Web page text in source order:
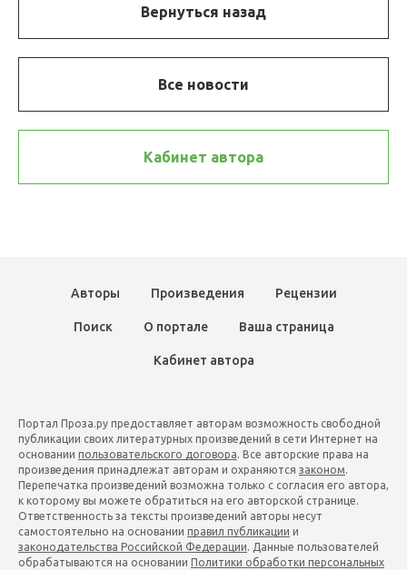
Вернуться назад
Все новости
Кабинет автора
Авторы Произведения Рецензии
Поиск О портале Ваша страница
Кабинет автора
Портал Проза.ру предоставляет авторам возможность свободной
публикации своих литературных произведений в сети Интернет на
основании пользовательского договора. Все авторские права на
произведения принадлежат авторам и охраняются законом.
Перепечатка произведений возможна только с согласия его автора,
к которому вы можете обратиться на его авторской странице.
Ответственность за тексты произведений авторы несут
самостоятельно на основании правил публикации и
законодательства Российской Федерации. Данные пользователей
обрабатываются на основании Политики обработки персональных